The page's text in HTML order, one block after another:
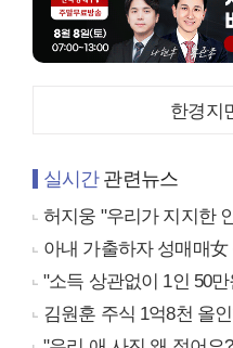
한경지
실시간관련뉴스
허지웅 "우리가 지지한 인
아내 가출하자 성매매女
"소득 상관없이 1인 50
김원훈 주식 1억8천 올